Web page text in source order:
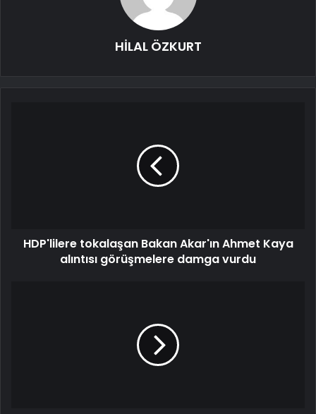
HİLAL ÖZKURT
HDP'lilere tokalaşan Bakan Akar'ın Ahmet Kaya
alıntısı görüşmelere damga vurdu